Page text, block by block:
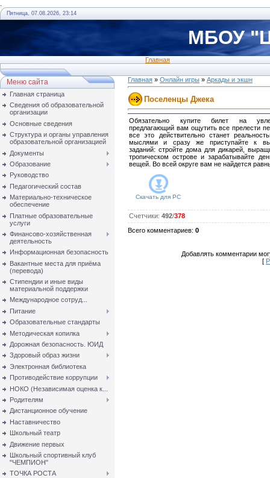
Пятница, 07.08.2026, 23:14
МБОУ
Главная
Меню сайта
Главная страница
Сведения об образовательной
организации
Основные сведения
Структура и органы управления
образовательной организацией
Документы
Образование
Руководство
Педагогический состав
Материально-техническое
обеспечение
Платные образовательные
услуги
Финансово-хозяйственная
деятельность
Информационная безопасность
Вакантные места для приёма
(перевода)
Стипендии и иные виды
материальной поддержки
Международное сотруд...
Питание
Образовательные стандарты
Методическая копилка
Дорожная безопасность. ЮИД
Здоровый образ жизни
Электронная библиотека
Противодействие коррупции
НОКО (Независимая оценка к...
Родителям
Дистанционное обучение
Наставничество
Школьный театр
Движение первых
Школьный спортивный клуб
"ЧЕМПИОН"
ТОЧКА РОСТА
Главная » Онлайн игры » Аркады и экшн
Поселенцы Джека
Обязательно купите билет на
предлагающий вам ощутить все прелести
все это действительно станет
мыслями и сразу же приступайте к
заданий: стройте дома для дикарей,
тропическом острове и зарабатывайте
вещей. Во всей округе вам не найдется
Скачать для PC
Счетчики: 492/378
Всего комментариев: 0
Добавлять комментарии
[